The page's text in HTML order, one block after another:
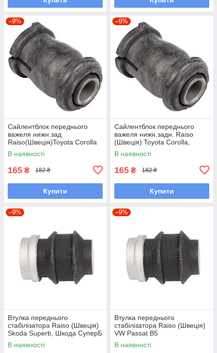
–9%
Сайлентблок переднього
важеля нижн.зад
Raiso(Швеція)Toyota Corolla
Liftback,Тойота Корола#RL-
486120H UAQBDMH7
В наявності
165 ₴ 182 ₴
Купити
–9%
Сайлентблок переднього
важеля нижн.задн. Raiso
(Швеція) Toyota Corolla,
Тойота Королла #RL-
486120H UAMCXAB7
В наявності
165 ₴ 182 ₴
Купити
–9%
Втулка переднього
стабілізатора Raiso (Швеція)
Skoda Superb, Шкода СуперБ
#RL-411317B UAYEIEW7
В наявності
–9%
Втулка переднього
стабілізатора Raiso (Швеція)
VW Passat B5
Variant,Фольксваген Пасат Б5
#RL-411317B UACLEWU7
В наявності